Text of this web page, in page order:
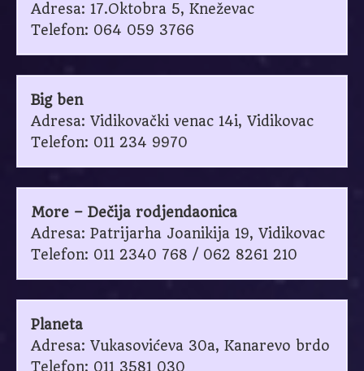
Adresa: 17.Oktobra 5, Kneževac
Telefon: 064 059 3766
Big ben
Adresa: Vidikovački venac 14i, Vidikovac
Telefon: 011 234 9970
More – Dečija rodjendaonica
Adresa: Patrijarha Joanikija 19, Vidikovac
Telefon: 011 2340 768 / 062 8261 210
Planeta
Adresa: Vukasovićeva 30a, Kanarevo brdo
Telefon: 011 3581 030